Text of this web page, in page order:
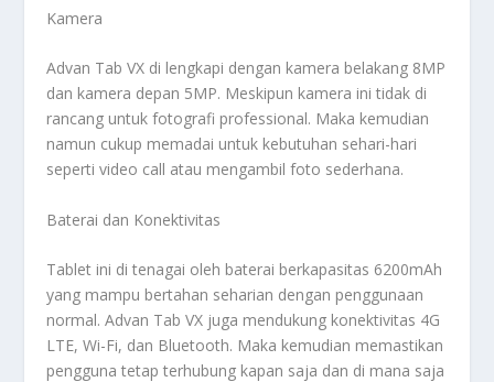
Kamera
Advan Tab VX di lengkapi dengan kamera belakang 8MP
dan kamera depan 5MP. Meskipun kamera ini tidak di
rancang untuk fotografi professional. Maka kemudian
namun cukup memadai untuk kebutuhan sehari-hari
seperti video call atau mengambil foto sederhana.
Baterai dan Konektivitas
Tablet ini di tenagai oleh baterai berkapasitas 6200mAh
yang mampu bertahan seharian dengan penggunaan
normal. Advan Tab VX juga mendukung konektivitas 4G
LTE, Wi-Fi, dan Bluetooth. Maka kemudian memastikan
pengguna tetap terhubung kapan saja dan di mana saja